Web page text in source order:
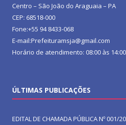
Centro – São João do Araguaia – PA
CEP: 68518-000
Fone:+55 94 8433-068
E-mail:Prefeituramsja@gmail.com
Horário de atendimento: 08:00 às 14:00
ÚLTIMAS PUBLICAÇÕES
EDITAL DE CHAMADA PÚBLICA Nº 001/